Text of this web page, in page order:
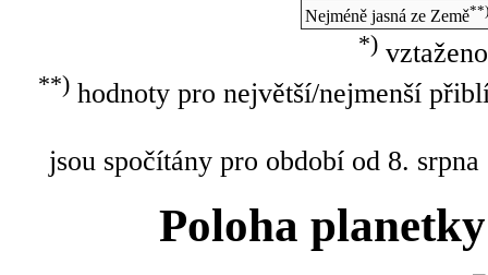
Nejméně jasná ze Země**)
*)
**)hodnoty pro největší/nejmenší
jsou spočítány pro období od 8.
Poloha